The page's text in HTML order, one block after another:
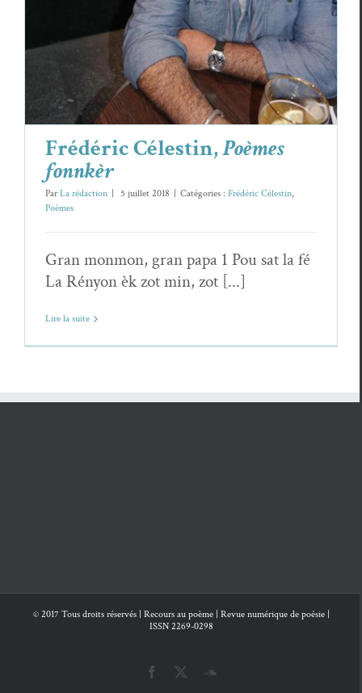
Frédéric Célestin,Poèmes
fonnkèr
ParLa rédaction 5 juillet 2018 Catégories : Frédéric Célestin,
Poèmes
Gran monmon, gran papa 1 Pou sat la fé
La Rényon èk zot min, zot [...]
Lire la suite
© 2017 Tous droits réservés | Recours au poème | Revue numérique de poésie |
ISSN 2269-0298
Facebook SoundCloud